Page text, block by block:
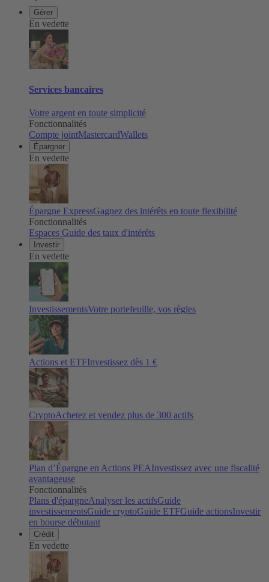
Gérer
En vedette
Services bancaires
Votre argent en toute simplicité
Fonctionnalités
Compte jointMastercardWallets
Épargner
En vedette
Épargne ExpressGagnez des intérêts en toute flexibilité
Fonctionnalités
Espaces Guide des taux d'intérêts
Investir
En vedette
InvestissementsVotre portefeuille, vos règles
Actions et ETFInvestissez dès 1 €
CryptoAchetez et vendez plus de 300 actifs
Plan d’Épargne en Actions PEAInvestissez avec une fiscalité
avantageuse
Fonctionnalités
Plans d'épargneAnalyser les actifsGuide
investissementsGuide cryptoGuide ETFGuide actionsInvestir
en bourse débutant
Crédit
En vedette